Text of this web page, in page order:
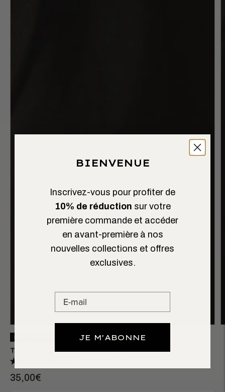
LAST CHANCE
TROUSSE À MAQUILLAGE CARMEN
35,00€
BIENVENUE
Inscrivez-vous pour profiter de
10% de réduction sur votre
première commande et accéder
en avant-première à nos
nouvelles collections et offres
exclusives.
JE M'ABONNE